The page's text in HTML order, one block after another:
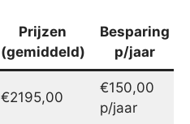
Prijzen
(gemiddeld)
Besparing
p/jaar
€2195,00
€150,00
p/jaar